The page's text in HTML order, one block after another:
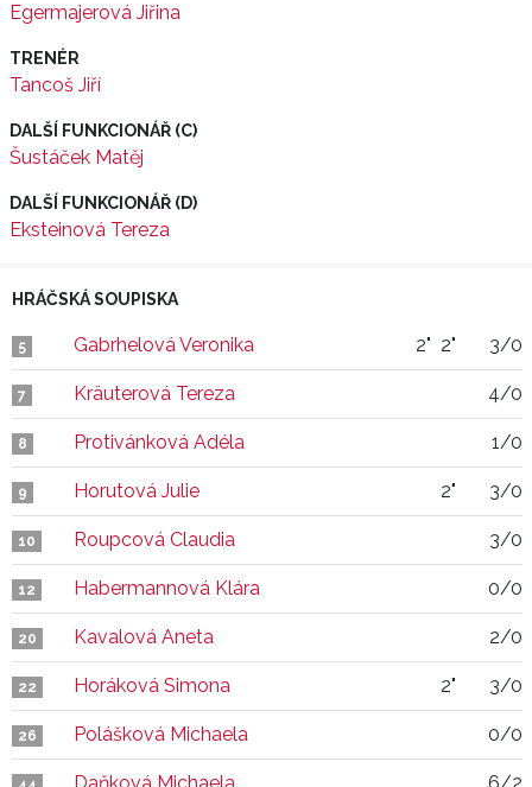
Egermajerová Jiřina
TRENÉR
Tancoš Jiří
DALŠÍ FUNKCIONÁŘ (C)
Šustáček Matěj
DALŠÍ FUNKCIONÁŘ (D)
Eksteinová Tereza
HRÁČSKÁ SOUPISKA
5 Gabrhelová Veronika 2" 2" 3/0
7 Kräuterová Tereza 4/0
8 Protivánková Adéla 1/0
9 Horutová Julie 2" 3/0
10 Roupcová Claudia 3/0
12 Habermannová Klára 0/0
20 Kavalová Aneta 2/0
22 Horáková Simona 2" 3/0
26 Polášková Michaela 0/0